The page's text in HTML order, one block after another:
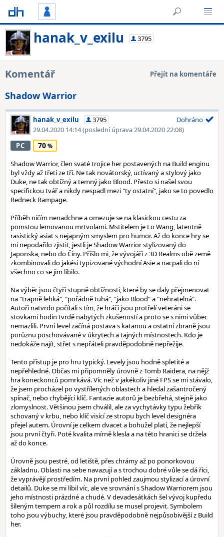
hanak_v_exilu 3795
Komentář Přejít na komentáře
Shadow Warrior
hanak_v_exilu
3795
29.04.2020 14:14(poslední úprava 29.04.2020 22:08)
Dohráno
PC 70
Shadow Warrior, člen svaté trojice her postavených na Build enginu
byl vždy až třetí ze tří. Ne tak novátorský, uctívaný a stylový jako
Duke, ne tak obtížný a temný jako Blood. Přesto si našel svou
specifickou tvář a nikdy nespadl mezi "ty ostatní", jako se to povedlo
Redneck Rampage.
Příběh ničím nenadchne a omezuje se na klasickou cestu za
pomstou lemovanou mrtvolami. Mstitelem je Lo Wang, latentně
rasistický asiat s nejapným smyslem pro humor. Až do konce hry se
mi nepodařilo zjistit, jestli je Shadow Warrior stylizovaný do
Japonska, nebo do Číny. Přišlo mi, že vývojáři z 3D Realms obě země
zkombinovali do jakési typizované východní Asie a nacpali do ní
všechno co se jim líbilo.
Na výběr jsou čtyři stupně obtížnosti, které by se daly přejmenovat
na "trapně lehká", "pořádně tuhá", "jako Blood" a "nehratelná".
Autoři natvrdo počítali s tím, že hráči jsou protřelí veteráni se
stovkami hodin tvrdě nabytých zkušeností a proto se s nimi vůbec
nemazlili. První level začíná postava s katanou a ostatní zbraně jsou
porůznu poschovávané v úkrytech a tajných místnostech. Kdo je
nedokáže najít, střet s nepřáteli pravděpodobně nepřežije.
Tento přístup je pro hru typický. Levely jsou hodně spletité a
nepřehledné. Občas mi připomněly úrovně z Tomb Raidera, na nějž
hra koneckonců pomrkává. Víc než v jakékoliv jiné FPS se mi stávalo,
že jsem procházel po vystřílených oblastech a hledal zašantročený
spínač, nebo chybějící klíč. Fantazie autorů je bezbřehá, stejně jako
zlomyslnost. Většinou jsem chválil, ale za vychytávky typu žebřík
schovaný v krbu, nebo klíč visící ze stropu bych level designéra
přejel autem. Úrovní je celkem dvacet a bohužel platí, že nejlepší
jsou první čtyři. Poté kvalita mírně klesla a na této hranici se držela
až do konce.
Úrovně jsou pestré, od letiště, přes chrámy až po ponorkovou
základnu. Oblasti na sebe navazují a s trochou dobré vůle se dá říci,
že vyprávějí prostředím. Na první pohled zaujmou stylizací a úrovní
detailů. Duke se mi líbil víc, ale ve srovnání s Shadow Warriorem jsou
jeho místnosti prázdné a chudé. V devadesátkách šel vývoj kupředu
šíleným tempem a rok a půl rozdílu se musel projevit. Symbolem
toho jsou výbuchy, které jsou pravděpodobně nejpůsobivější z Build
her.